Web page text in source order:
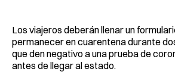
Los viajeros deberán llenar un
permanecer en cuarentena durante
que den negativo a una prueba de
antes de llegar al estado.